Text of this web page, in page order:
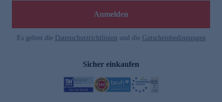
Anmelden
Es gelten die Datenschutzrichtlinien und die Gutscheinbedingungen
Sicher einkaufen